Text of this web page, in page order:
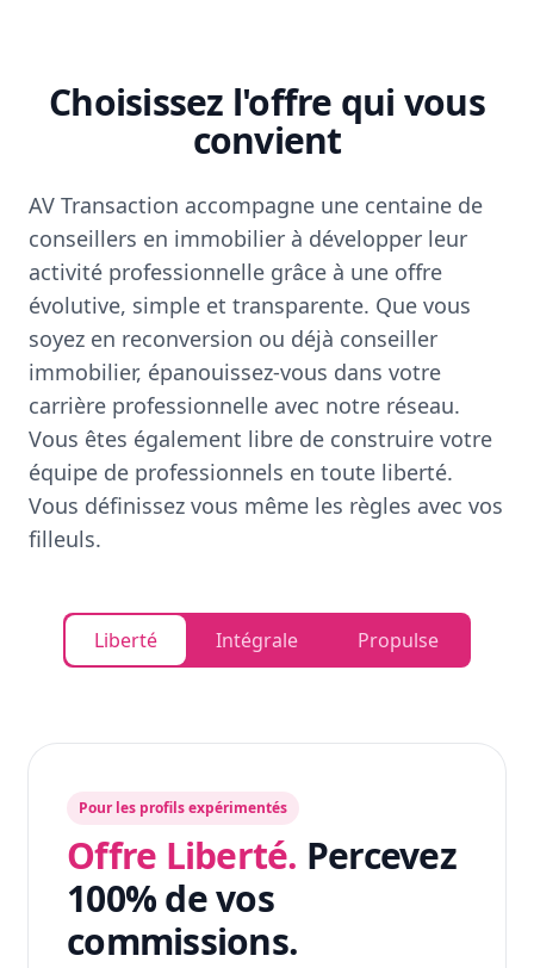
Choisissez l'offre qui vous
convient
AV Transaction accompagne une centaine de
conseillers en immobilier à développer leur
activité professionnelle grâce à une offre
évolutive, simple et transparente. Que vous
soyez en reconversion ou déjà conseiller
immobilier, épanouissez-vous dans votre
carrière professionnelle avec notre réseau.
Vous êtes également libre de construire votre
équipe de professionnels en toute liberté.
Vous définissez vous même les règles avec vos
filleuls.
Liberté Intégrale Propulse
Pour les profils expérimentés
Offre Liberté. Percevez
100% de vos
commissions.